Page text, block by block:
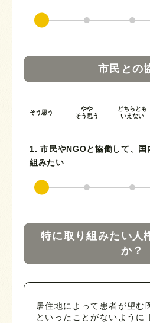
市民との
そう思う
やや
そう思う
どちらとも
いえない
1. 市民やNGOと協働して、国
組みたい
特に取り組みたい人
か？
居住地によって患者が望む
といったことがないように